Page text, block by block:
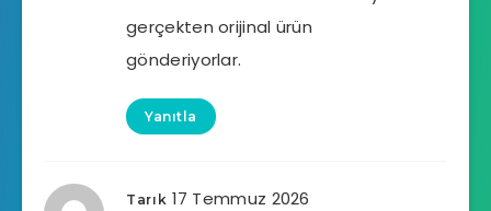
gerçekten orijinal ürün
gönderiyorlar.
Yanıtla
Tarık 17 Temmuz 2026